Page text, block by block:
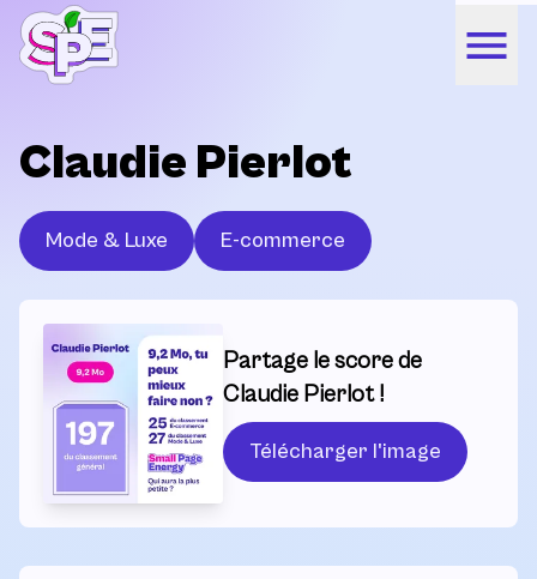
Claudie Pierlot
Mode & Luxe E-commerce
Partage le score de
Claudie Pierlot !
Télécharger l'image